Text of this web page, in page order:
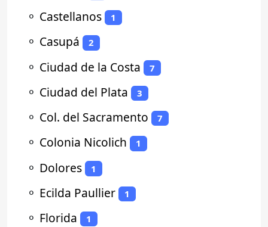
⚬ Castellanos 1
⚬ Casupá 2
⚬ Ciudad de la Costa 7
⚬ Ciudad del Plata 3
⚬ Col. del Sacramento 7
⚬ Colonia Nicolich 1
⚬ Dolores 1
⚬ Ecilda Paullier 1
⚬ Florida 1